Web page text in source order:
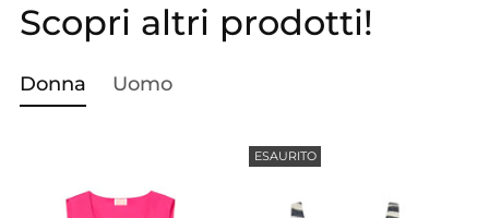
Aggiungere
un
al
Scopri altri prodotti!
Donna Uomo
ESAURITO